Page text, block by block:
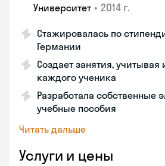
Университет • 2014 г.
Стажировалась по
Германии
Создает занятия, учитывая
каждого ученика
Разработала собственные
учебные пособия
Читать дальше
Услуги и цены